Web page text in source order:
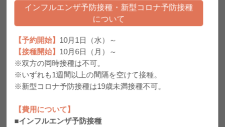
インフルエンザ予防接種・新型コロナ予防接種
について
【予約開始】 10月1日（水）～
【接種開始】 10月6日（月）～
※双方の同時接種は不可。
※いずれも1週間以上の間隔を空けて接種。
※新型コロナ予防接種は19歳未満接種不可。
【費用について】
■インフルエンザ予防接種
南川医院 院長 永井 進吾
2026.07.02
夏季休診のお知らせ
8月12日（水）～8月15日（金）までをお盆休診とさせていただきます
8月17日（月）より平常通り診察をいたします。
お薬のご準備などお早めにお願い申し上げます。
ご不便をおかけいたしますが、何卒ご了承ください。
2026.02.16
花粉症について